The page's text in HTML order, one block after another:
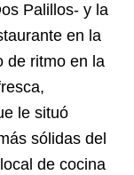
Palillos- y la
en la
de ritmo en la
le situó
sólidas del
de cocina